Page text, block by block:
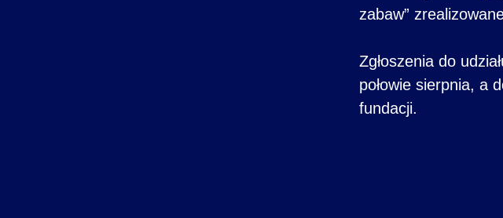
zabaw”
Zgłoszenia do
połowie sierpnia, a
fundacji.